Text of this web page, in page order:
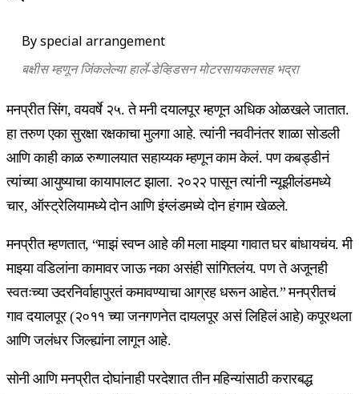
By special arrangement
बक्षीस म्हणून जिंकलेल्या हार्ले-डेव्हिडसन मोटरसायकलसह भद्रा
मनप्रीत सिंग, वयवर्षे २५. ते मनी दयालपूर म्हणून अधिक ओळखले जातात.
हा तरुण एका सुरक्षा रक्षकाचा मुलगा आहे. त्यांनी नववीनंतर शाळा सोडली
आणि काही काळ रुग्णालयात सहाय्यक म्हणून काम केलं. पण कबड्डीनं
त्यांच्या आयुष्याचा कायापालट झाला. २०२२ पासून त्यांनी न्यूझीलंडमध्ये
चार, ऑस्ट्रेलियामध्ये दोन आणि इंग्लंडमध्ये दोन हंगाम खेळले.
मनप्रीत म्हणतात, “माझं स्वप्न आहे की मला माझ्या गावात घर बांधायचंय. मी
माझ्या वडिलांना कामावर जाऊ नका असंही सांगितलंय. पण ते अजूनही
स्वतःच्या उदरनिर्वाहापुरतं कमावण्याचा आग्रह धरून आहेत.” मनप्रीतचं
गाव दयालपूर (२०११ च्या जनगणनेत दायलपूर असं लिहिलं आहे) कपूरथला
आणि जलंधर जिल्ह्यांना लागून आहे.
सोनी आणि मनप्रीत दोघांनाही परदेशात तीन महिन्यांसाठी करारबद्ध